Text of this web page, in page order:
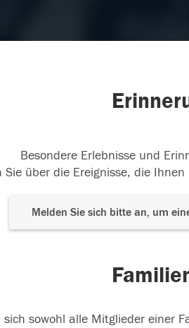
Besondere Erlebnisse und
Sie über die Ereignisse, die
Melden Sie sich bitte an, um
sowohl alle Mitglieder einer